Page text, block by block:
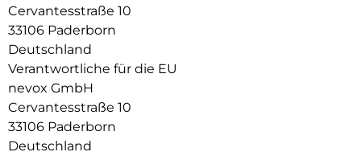
Beim Umklappen der Frontklappe wird diese ebenfalls durch
die Magneten auf der Rückseite fixiert,
somit ist ein bequemes Telefonieren und Bedienen
Aussen Material: PU
Innen Material: PU
Schutzhülle innen: TPU
Cervantesstraße 10
33106 Paderborn
Deutschland
Verantwortliche für die EU
nevox GmbH
Cervantesstraße 10
33106 Paderborn
Deutschland